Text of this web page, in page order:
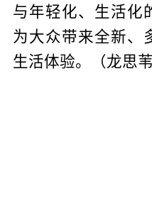
与年轻化、生活化
为大众带来全新、
生活体验。（龙思苇